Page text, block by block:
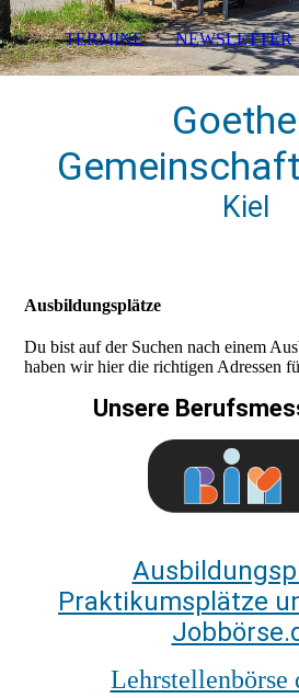
Kiel
Ausbildungsplätze
Du bist auf der Suchen nach einem
haben wir hier die richtigen Adressen
Unsere
Praktikumsplätze
Lehrstellenbörse
TERMINE NEWSLETTER